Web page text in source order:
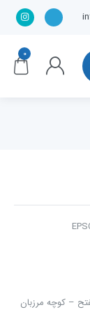
۰
– كوچه مرزبان